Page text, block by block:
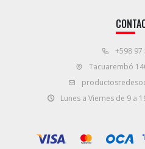
+598 97
Tacuarembó
Lunes a Viernes de 9 a